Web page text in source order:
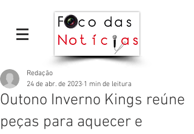
Outono Inverno Kings reúne
peças para aquecer e
Redação
24 de abr. de 2023 1 min de leitura